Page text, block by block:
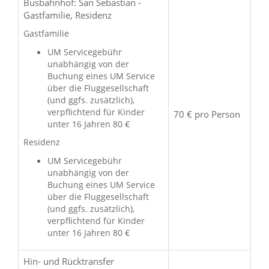
Gastfamilie, Residenz
Gastfamilie
UM Servicegebühr
unabhängig von der
Buchung eines UM Service
über die Fluggesellschaft
(und ggfs. zusätzlich),
verpflichtend für Kinder
unter 16 Jahren 80 €
Residenz
UM Servicegebühr
unabhängig von der
Buchung eines UM Service
über die Fluggesellschaft
(und ggfs. zusätzlich),
verpflichtend für Kinder
unter 16 Jahren 80 €
70 € pro Person
Hin- und Rücktransfer